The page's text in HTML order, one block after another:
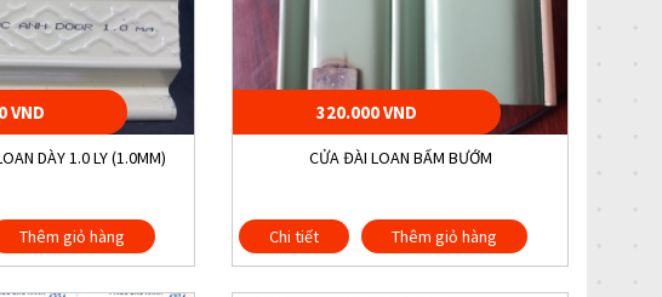
VND
DÀY 1.0 LY (1.0MM)
Thêm giỏ hàng
320.000 VND
CỬA ĐÀI LOAN BẤM BƯỚM
Chi tiết Thêm giỏ hàng